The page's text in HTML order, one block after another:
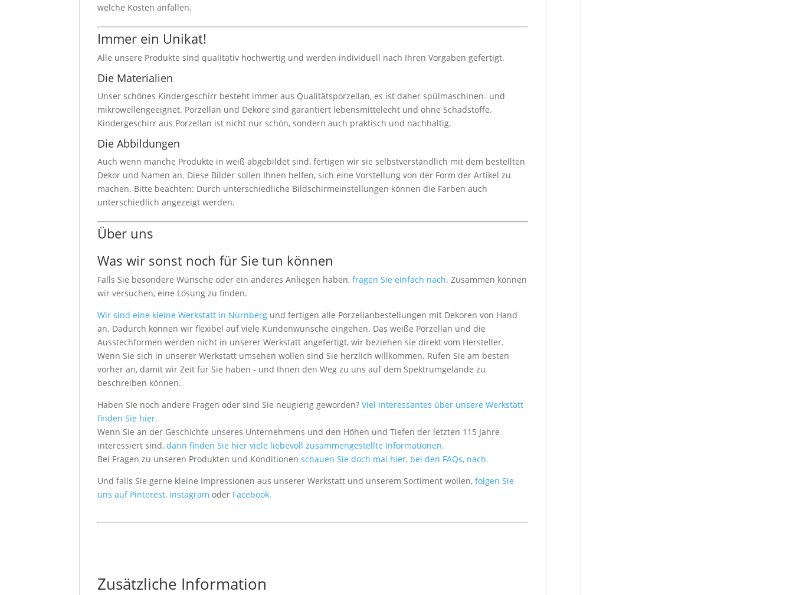
welche Kosten anfallen.
Immer ein Unikat!
Alle unsere Produkte sind qualitativ hochwertig und werden individuell nach Ihren Vorgaben gefertigt.
Die Materialien
Unser schönes Kindergeschirr besteht immer aus Qualitätsporzellan, es ist daher spülmaschinen- und
mikrowellengeeignet. Porzellan und Dekore sind garantiert lebensmittelecht und ohne Schadstoffe.
Kindergeschirr aus Porzellan ist nicht nur schön, sondern auch praktisch und nachhaltig.
Die Abbildungen
Auch wenn manche Produkte in weiß abgebildet sind, fertigen wir sie selbstverständlich mit dem bestellten
Dekor und Namen an. Diese Bilder sollen Ihnen helfen, sich eine Vorstellung von der Form der Artikel zu
machen. Bitte beachten: Durch unterschiedliche Bildschirmeinstellungen können die Farben auch
unterschiedlich angezeigt werden.
Über uns
Was wir sonst noch für Sie tun können
Falls Sie besondere Wünsche oder ein anderes Anliegen haben,fragen Sie einfach nach. Zusammen können
wir versuchen, eine Lösung zu finden.
Wir sind eine kleine Werkstatt in Nürnberg und fertigen alle Porzellanbestellungen mit Dekoren von Hand
an. Dadurch können wir flexibel auf viele Kundenwünsche eingehen. Das weiße Porzellan und die
Ausstechformen werden nicht in unserer Werkstatt angefertigt, wir beziehen sie direkt vom Hersteller.
Wenn Sie sich in unserer Werkstatt umsehen wollen sind Sie herzlich willkommen. Rufen Sie am besten
vorher an, damit wir Zeit für Sie haben - und Ihnen den Weg zu uns auf dem Spektrumgelände zu
beschreiben können.
Haben Sie noch andere Fragen oder sind Sie neugierig geworden? Viel Interessantes über unsere Werkstatt
finden Sie hier.
Wenn Sie an der Geschichte unseres Unternehmens und den Höhen und Tiefen der letzten 115 Jahre
interessiert sind,dann finden Sie hier viele liebevoll zusammengestellte Informationen.
Bei Fragen zu unseren Produkten und Konditionenschauen Sie doch mal hier, bei den FAQs, nach.
Und falls Sie gerne kleine Impressionen aus unserer Werkstatt und unserem Sortiment wollen, folgen Sie
uns auf Pinterest, Instagramoder Facebook.
Zusätzliche Information